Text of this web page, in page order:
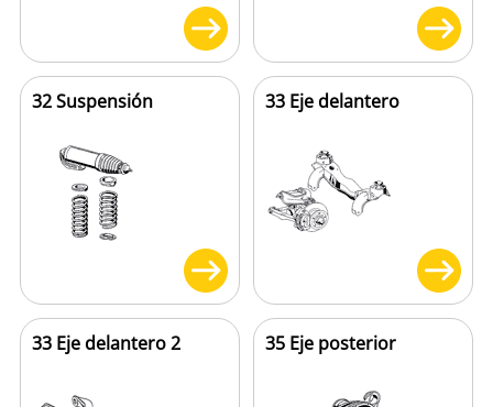
32 Suspensión 33 Eje delantero
33 Eje delantero 2 35 Eje posterior